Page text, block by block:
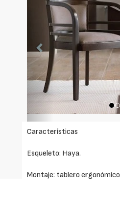
Características
Esqueleto: Haya.
Montaje: tablero ergonómico